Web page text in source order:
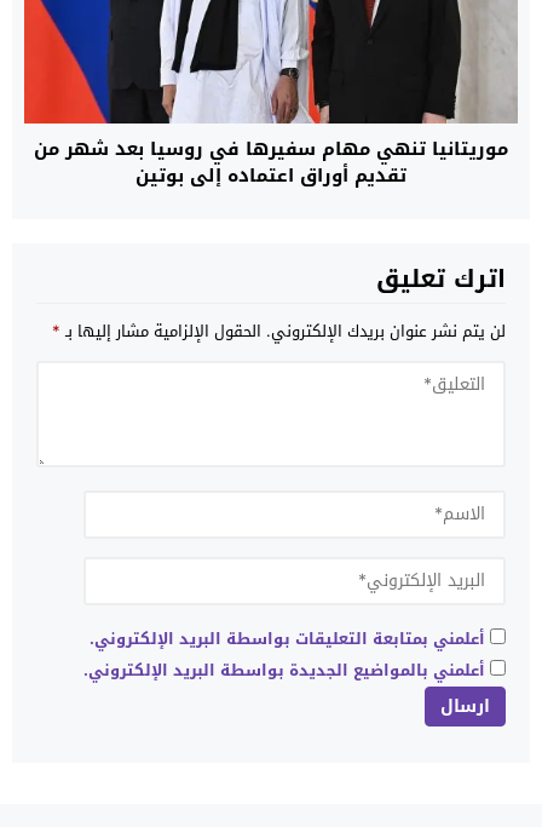
موريتانيا تنهي مهام سفيرها في روسيا بعد شهر من
تقديم أوراق اعتماده إلى بوتين
اترك تعليق
لن يتم نشر عنوان بريدك الإلكتروني. الحقول الإلزامية مشار إليها بـ*
أعلمني بمتابعة التعليقات بواسطة البريد الإلكتروني.
أعلمني بالمواضيع الجديدة بواسطة البريد الإلكتروني.